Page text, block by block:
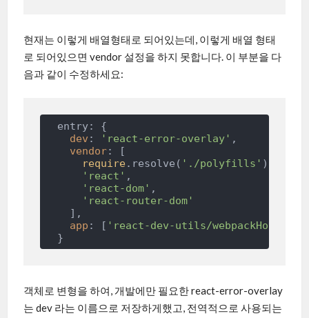
현재는 이렇게 배열형태로 되어있는데, 이렇게 배열 형태
로 되어있으면 vendor 설정을 하지 못합니다. 이 부분을 다
음과 같이 수정하세요:
  entry: {
dev : 'react-error-overlay' ,
vendor: [
require.resolve( './polyfills' ),
'react' ,
'react-dom' ,
'react-router-dom'
    ],
app : [ 'react-dev-utils/
객체로 변형을 하여, 개발에만 필요한 react-error-overlay
는 dev 라는 이름으로 저장하게했고, 전역적으로 사용되는